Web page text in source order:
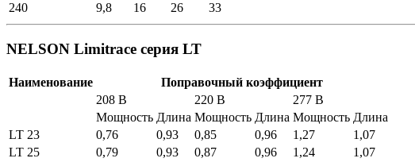
240
9,8 16 26 33
NELSON Limitrace серия LT
Наименование
Поправочный коэффициент
208 В
220 В
277 В
Мощность Длина Мощность Длина Мощность Длина
LT 23
0,76 0,93 0,85 0,96 1,27
1,07
LT 25
0,79 0,93 0,87 0,96 1,24
1,07